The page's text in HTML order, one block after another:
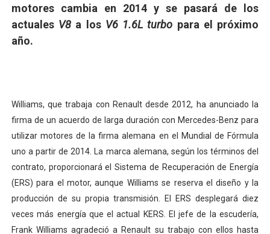
Women's Pro Baseball League 2026
motores cambia en 2014 y se pasará de los
actualesV8 a los V6 1.6L turbo para el próximo
año.
Williams, que trabaja con Renault desde 2012, ha anunciado la
firma de un acuerdo de larga duración con Mercedes-Benz para
utilizar motores de la firma alemana en el Mundial de Fórmula
uno a partir de 2014.
La marca alemana, según los términos del
contrato, proporcionará el Sistema de Recuperación de Energía
(ERS) para el motor, aunque Williams se reserva el diseño y la
producción de su propia transmisión.
El ERS desplegará diez
veces más energía que el actual KERS. El jefe de la escudería,
Frank Williams agradeció a Renault su trabajo con ellos hasta